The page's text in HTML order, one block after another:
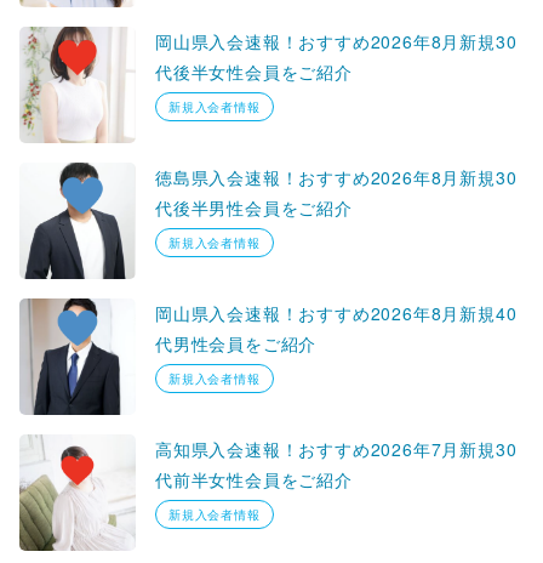
岡山県入会速報！おすすめ2026年8月新規30
代後半女性会員をご紹介
新規入会者情報
徳島県入会速報！おすすめ2026年8月新規30
代後半男性会員をご紹介
新規入会者情報
岡山県入会速報！おすすめ2026年8月新規40
代男性会員をご紹介
新規入会者情報
高知県入会速報！おすすめ2026年7月新規30
代前半女性会員をご紹介
新規入会者情報